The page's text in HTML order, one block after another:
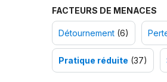
FACTEURS DE MENACES
Détournement(6)
Pratique réduite (37)